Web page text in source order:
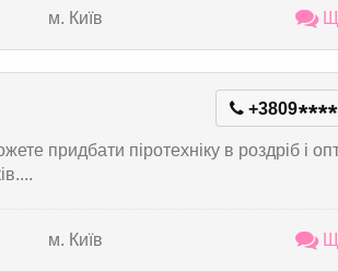
м. Київ
+3809****
придбати піротехніку в роздріб і
м. Київ